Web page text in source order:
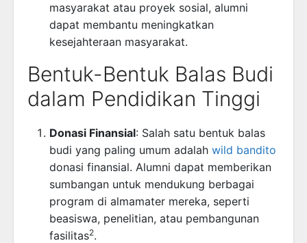
masyarakat atau proyek sosial, alumni
dapat membantu meningkatkan
kesejahteraan masyarakat.
Bentuk-Bentuk Balas Budi
dalam Pendidikan Tinggi
Donasi Finansial: Salah satu bentuk balas
budi yang paling umum adalah wild bandito
donasi finansial. Alumni dapat memberikan
sumbangan untuk mendukung berbagai
program di almamater mereka, seperti
beasiswa, penelitian, atau pembangunan
fasilitas2.